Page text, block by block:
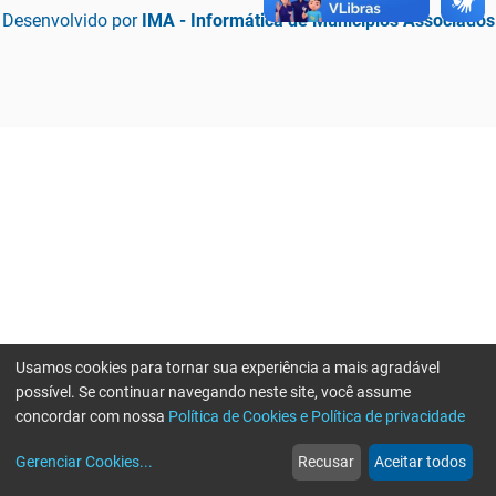
Desenvolvido por IMA - Informática de Municípios Associados
web
Notícias
more_horiz
Mais
Usamos cookies para tornar sua experiência a mais agradável
possível. Se continuar navegando neste site, você assume
concordar com nossa Política de Cookies e Política de privacidade
Gerenciar Cookies... Recusar Aceitar todos
Erro ao enviar informações, por favor tente novamente